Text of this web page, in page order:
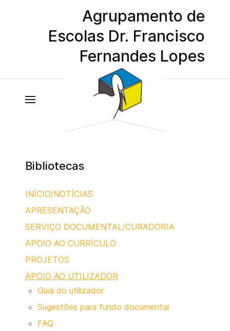
Agrupamento de
Escolas Dr. Francisco
Fernandes Lopes
Bibliotecas
INÍCIO/NOTÍCIAS
APRESENTAÇÃO
SERVIÇO DOCUMENTAL/CURADORIA
APOIO AO CURRÍCULO
PROJETOS
APOIO AO UTILIZADOR
Guia do utilizador
Sugestões para fundo documental
FAQ